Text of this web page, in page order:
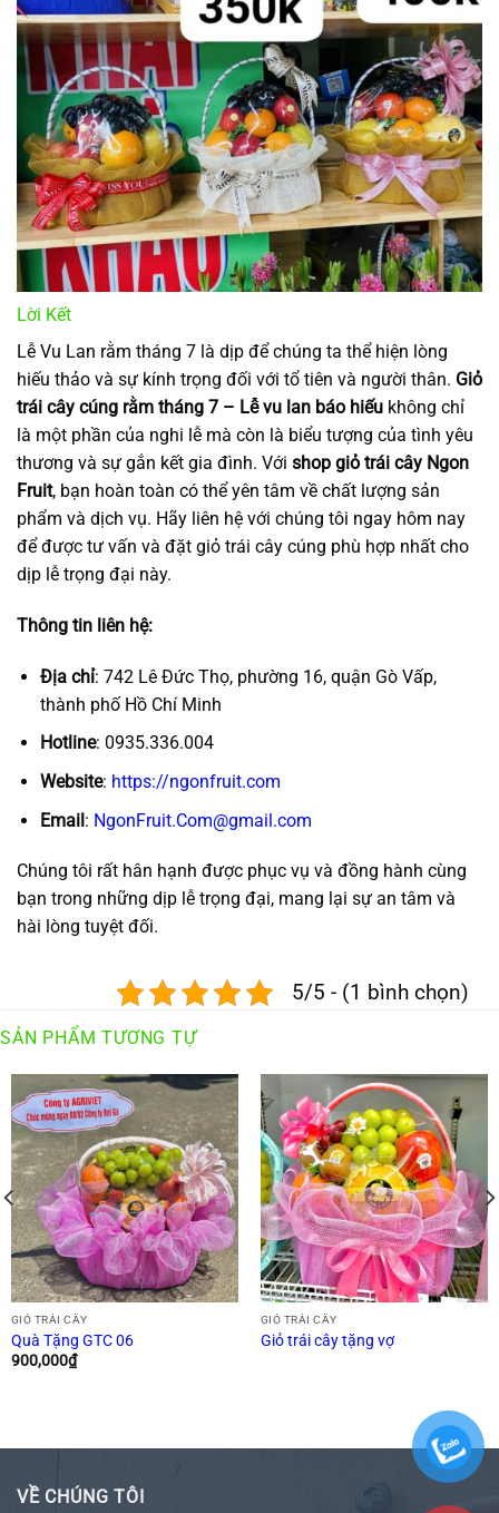
Lời Kết
Lễ Vu Lan rằm tháng 7 là dịp để chúng ta thể hiện lòng
hiếu thảo và sự kính trọng đối với tổ tiên và người thân. Giỏ
trái cây cúng rằm tháng 7 – Lễ vu lan báo hiếu không chỉ
là một phần của nghi lễ mà còn là biểu tượng của tình yêu
thương và sự gắn kết gia đình. Với shop giỏ trái cây Ngon
Fruit, bạn hoàn toàn có thể yên tâm về chất lượng sản
phẩm và dịch vụ. Hãy liên hệ với chúng tôi ngay hôm nay
để được tư vấn và đặt giỏ trái cây cúng phù hợp nhất cho
dịp lễ trọng đại này.
Thông tin liên hệ:
Địa chỉ: 742 Lê Đức Thọ, phường 16, quận Gò Vấp,
thành phố Hồ Chí Minh
Hotline: 0935.336.004
Website: https://ngonfruit.com
Email: NgonFruit.Com@gmail.com
Chúng tôi rất hân hạnh được phục vụ và đồng hành cùng
bạn trong những dịp lễ trọng đại, mang lại sự an tâm và
hài lòng tuyệt đối.
5/5 - (1 bình chọn)
SẢN PHẨM TƯƠNG TỰ
GIỎ TRÁI CÂY
Quà Tặng GTC 06
900,000₫
GIỎ TRÁI CÂY
Giỏ trái cây tặng vợ
VỀ CHÚNG TÔI